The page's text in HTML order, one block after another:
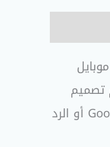
تصميم
الرائدة ليوضع مباشرة على تابلوه السيارة، مما يمنحك تجربة قيادة آمنة ومريحة تتيح لك متابعة خرائط Google Maps أو الرد